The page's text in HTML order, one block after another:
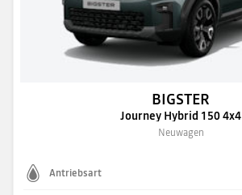
BIGSTER
Journey Hybrid 150 4x4
Neuwagen
Antriebsart